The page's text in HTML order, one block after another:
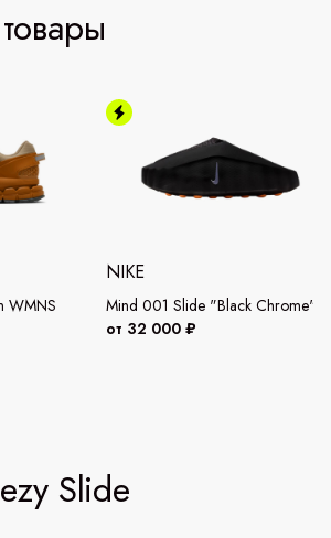
WMNS
NIKE
Mind 001 Slide "Black Chrome"
от 32 000 ₽
Slide